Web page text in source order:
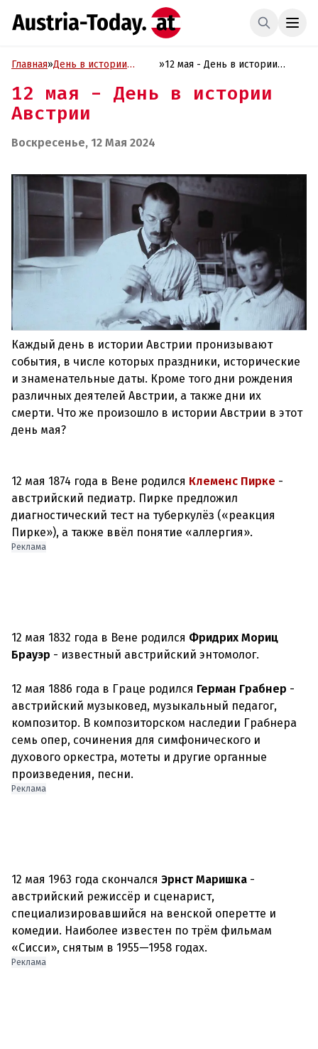
Главная»День в истории
»12 мая - День в истории
12 мая - День в истории
Австрии
Воскресенье, 12 Мая 2024
Каждый день в истории Австрии пронизывают
события, в числе которых праздники, исторические
и знаменательные даты. Кроме того дни рождения
различных деятелей Австрии, а также дни их
смерти. Что же произошло в истории Австрии в этот
день мая?
12 мая 1874 года в Вене родился Клеменс Пирке -
австрийский педиатр. Пирке предложил
диагностический тест на туберкулёз («реакция
Пирке»), а также ввёл понятие «аллергия».
Реклама
12 мая 1832 года в Вене родился Фридрих Мориц
Брауэр - известный австрийский энтомолог.
12 мая 1886 года в Граце родился Герман Грабнер -
австрийский музыковед, музыкальный педагог,
композитор. В композиторском наследии Грабнера
семь опер, сочинения для симфонического и
духового оркестра, мотеты и другие органные
произведения, песни.
Реклама
12 мая 1963 года скончался Эрнст Маришка -
австрийский режиссёр и сценарист,
специализировавшийся на венской оперетте и
комедии. Наиболее известен по трём фильмам
«Сисси», снятым в 1955—1958 годах.
Реклама